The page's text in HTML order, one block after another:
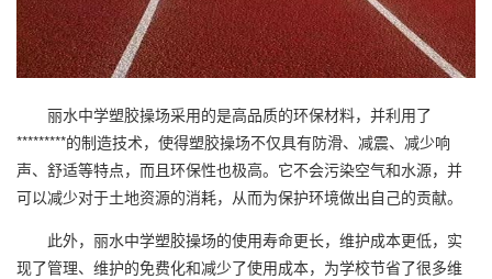
丽水中学塑胶操场采用的是高品质的环保材料，并利用了
*********的制造技术，使得塑胶操场不仅具有防滑、减震、减少响
声、舒适等特点，而且环保性也极高。它不会污染空气和水源，并
可以减少对于土地资源的消耗，从而为保护环境做出自己的贡献。
此外，丽水中学塑胶操场的使用寿命更长，维护成本更低，实
现了管理、维护的免费化和减少了使用成本，为学校节省了很多维